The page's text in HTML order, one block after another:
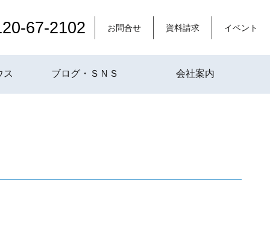
67-2102 お問合せ 資料請求 イベント
ス ブログ・ＳＮＳ 会社案内